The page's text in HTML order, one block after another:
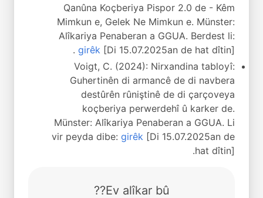
Qanûna Koçberiya Pispor 2.0 de - Kêm
Mimkun e, Gelek Ne Mimkun e. Münster:
Alîkariya Penaberan a GGUA. Berdest li:
girêk [Di 15.07.2025an de hat dîtin].
Voigt, C. (2024): Nirxandina tabloyî:
Guhertinên di armancê de di navbera
destûrên rûniştinê de di çarçoveya
koçberiya perwerdehî û karker de.
Münster: Alîkariya Penaberan a GGUA. Li
vir peyda dibe: girêk [Di 15.07.2025an de
hat dîtin].
Ev alîkar bû??